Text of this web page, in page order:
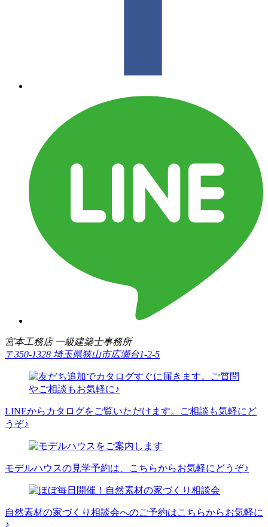
宮本工務店 一級建築士事務所
〒350-1328 埼玉県狭山市広瀬台1-2-5
LINEからカタログをご覧いただけます。ご相談も気軽にど
うぞ♪
モデルハウスの見学予約は、こちらからお気軽にどうぞ♪
自然素材の家づくり相談会へのご予約はこちらからお気軽に
♪